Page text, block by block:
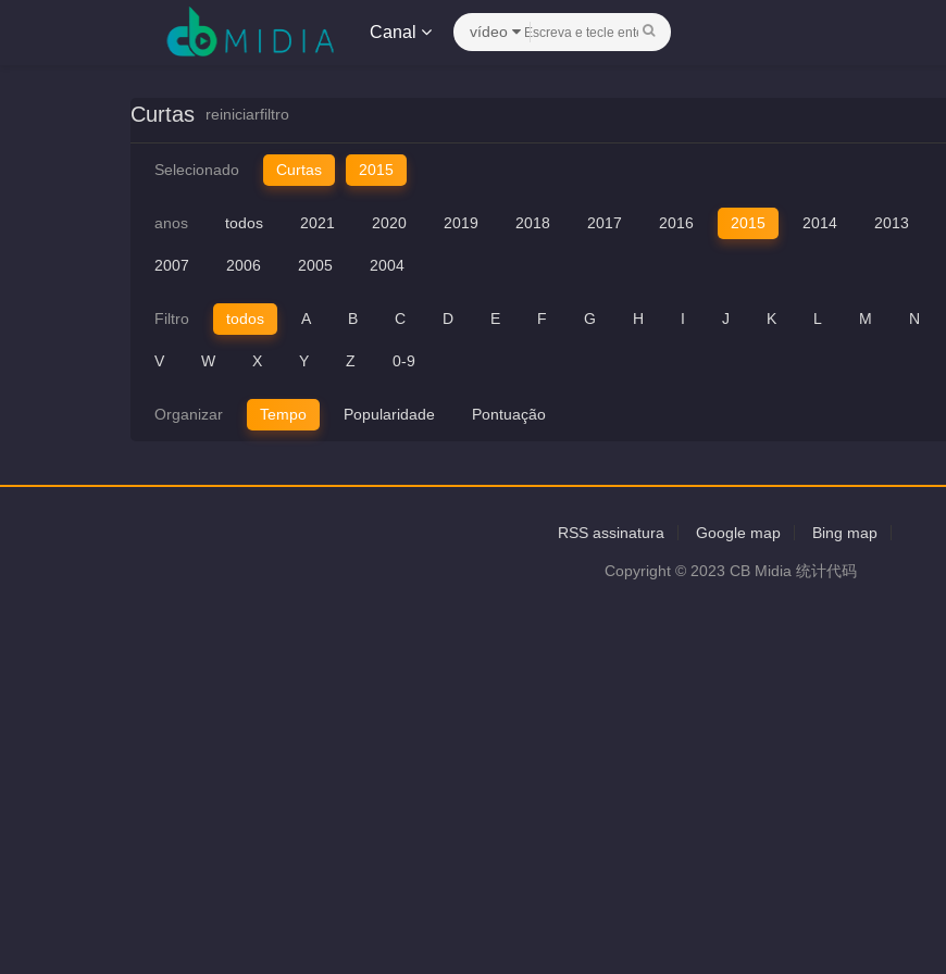
Canal vídeo
Curtas reiniciarfiltro
Selecionado Curtas 2015
anos todos 2021 2020 2019 2018 2017 2016 2015 2014 2013
2007 2006 2005 2004
Filtro todos A B C D E F G H I J K L M N
V W X Y Z 0-9
Organizar Tempo Popularidade Pontuação
RSS assinatura Google map Bing map
Copyright © 2023 CB Midia 统计代码